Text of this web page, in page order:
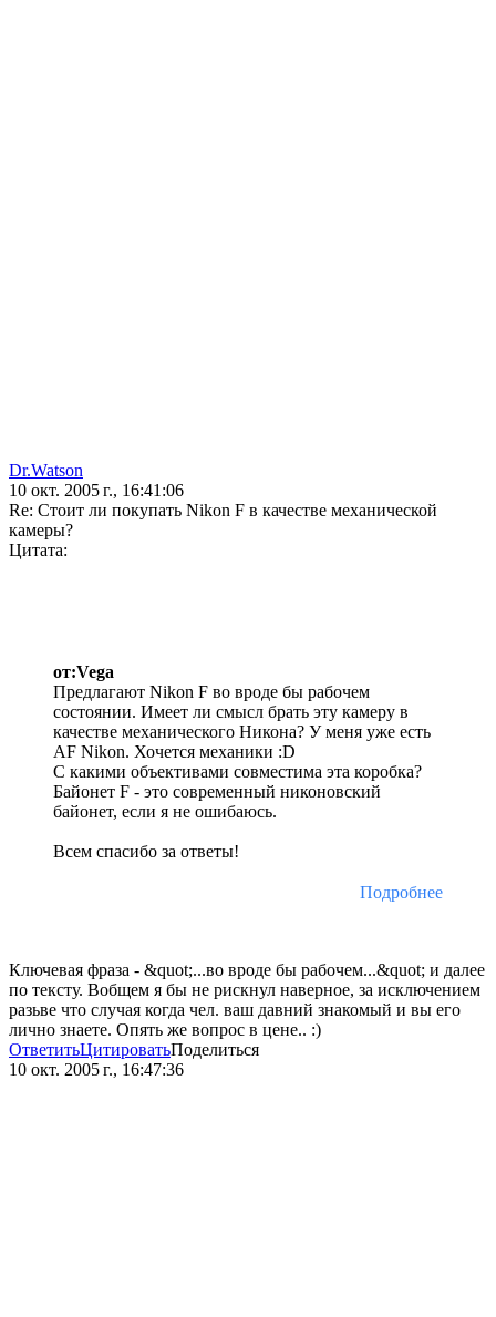
Dr.Watson
10 окт. 2005 г., 16:41:06
Re: Стоит ли покупать Nikon F в качестве механической
камеры?
Цитата:
от:Vega
Предлагают Nikon F во вроде бы рабочем
состоянии. Имеет ли смысл брать эту камеру в
качестве механического Никона? У меня уже есть
AF Nikon. Хочется механики :D
С какими объективами совместима эта коробка?
Байонет F - это современный никоновский
байонет, если я не ошибаюсь.
Всем спасибо за ответы!
Подробнее
Ключевая фраза - &quot;...во вроде бы рабочем...&quot; и далее
по тексту. Вобщем я бы не рискнул наверное, за исключением
разьве что случая когда чел. ваш давний знакомый и вы его
лично знаете. Опять же вопрос в цене.. :)
ОтветитьЦитироватьПоделиться
10 окт. 2005 г., 16:47:36